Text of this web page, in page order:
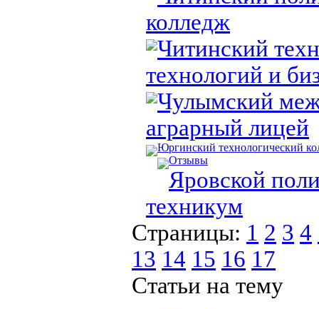
колледж
Читинский
технологий и
Чулымский
аграрный лицей
Юргинский технологический
Отзывы
Яровской
техникум
Страницы: 1 2 3 4
13 14 15 16 17
Статьи на тему